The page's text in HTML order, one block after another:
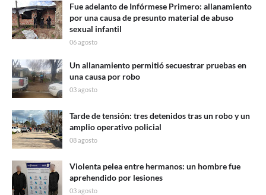
Fue adelanto de Infórmese Primero: allanamiento
por una causa de presunto material de abuso
sexual infantil
06 agosto
Un allanamiento permitió secuestrar pruebas en
una causa por robo
03 agosto
Tarde de tensión: tres detenidos tras un robo y un
amplio operativo policial
08 agosto
Violenta pelea entre hermanos: un hombre fue
aprehendido por lesiones
03 agosto